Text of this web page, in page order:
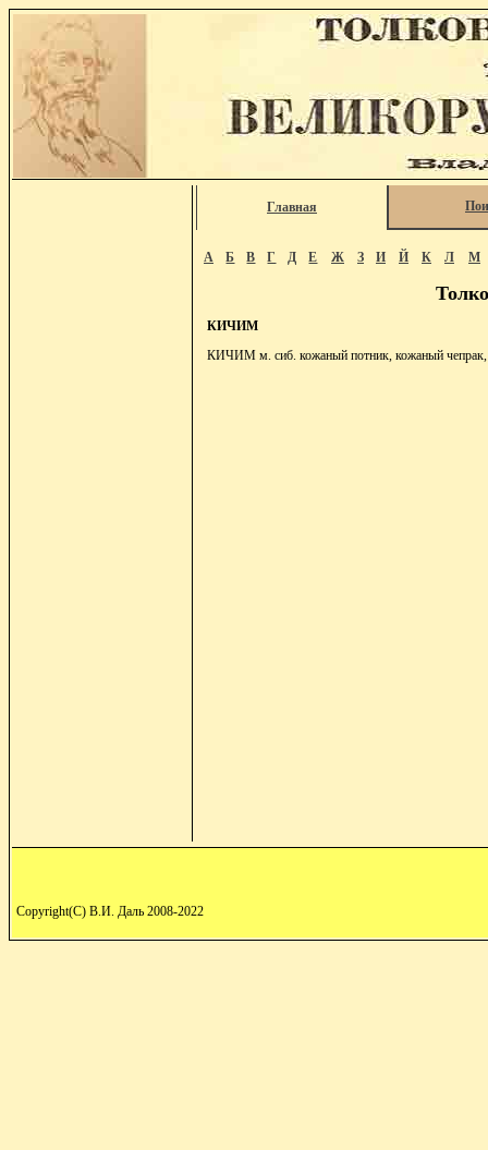
Главная
А Б В Г Д Е Ж З И Й К Л М
КИЧИМ
КИЧИМ м. сиб. кожаный потник, кожаный
Copyright(C) В.И. Даль 2008-2022